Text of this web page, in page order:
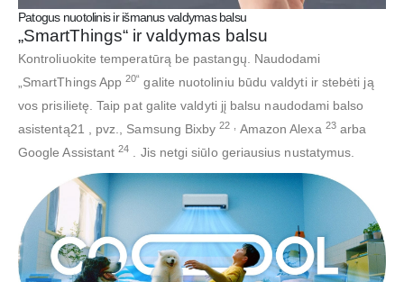
Patogus nuotolinis ir išmanus valdymas balsu
„SmartThings“ ir valdymas balsu
Kontroliuokite temperatūrą be pastangų. Naudodami
„SmartThings App20“ galite nuotoliniu būdu valdyti ir stebėti ją
vos prisilietę. Taip pat galite valdyti jį balsu naudodami balso
asistentą21 , pvz., Samsung Bixby22 Amazon Alexa 23arba
Google Assistant24 . Jis netgi siūlo geriausius nustatymus.